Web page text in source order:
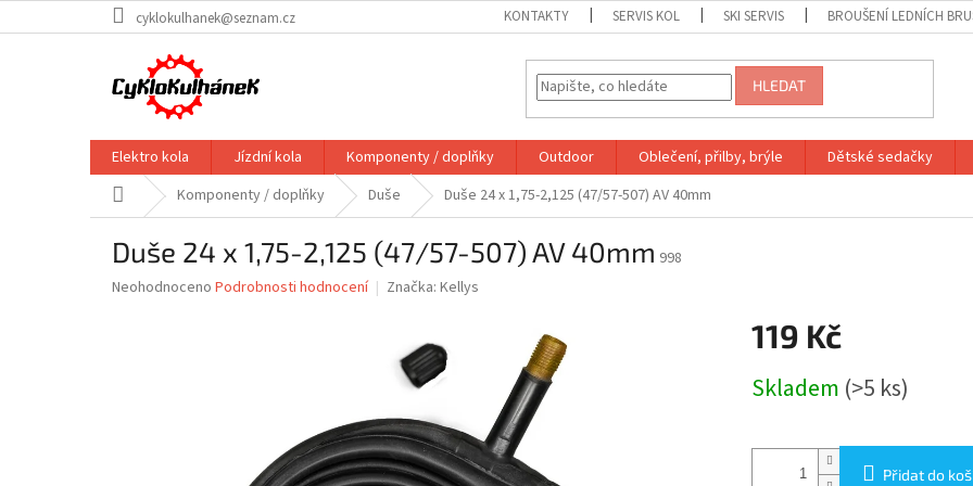
na
cyklokulhanek@seznam.cz KONTAKTY SERVIS KOL SKI SERVIS BROUŠENÍ LEDNÍCH
HLEDAT
Elektro kola Jízdní kola Komponenty / doplňky Outdoor Oblečení, přilby, brýle Dětské sedačky
Domů Komponenty / doplňky Duše Duše 24 x 1,75-2,125 (47/57-507) AV 40mm
Duše 24 x 1,75-2,125 (47/57-507) AV 40mm 998
Průměrné
Neohodnoceno Podrobnosti hodnocení Značka: Kellys
119 Kč
cena:
Skladem (>5 ks)
Přidat do